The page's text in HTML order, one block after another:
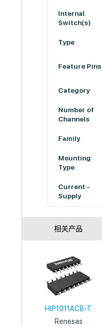
Internal
Switch(s)
Type
Feature Pins
Category
Number of
Channels
Family
Mounting
Type
Current -
Supply
相关产品
HIP1011ACB-T
Renesas